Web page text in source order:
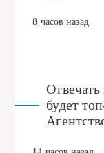
8 часов назад
будет